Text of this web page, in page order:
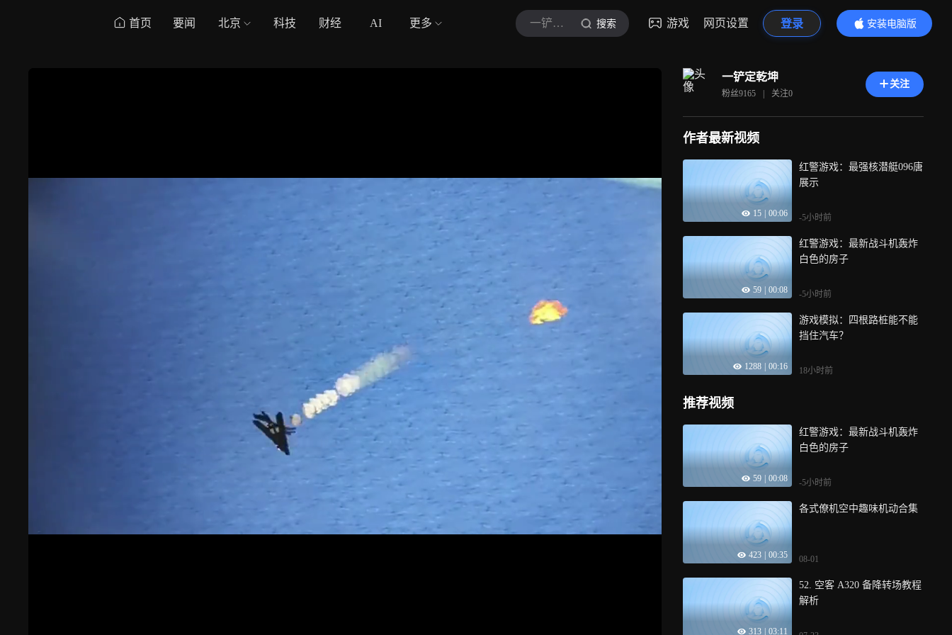
首页 要闻 北京 科技 财经 AI 更多 一铲定乾坤 搜索 游戏 网页设置 登录
安装电脑版
内容更精彩
一铲定乾坤
粉丝9165 | 关注0
关注
作者最新视频
15 00:06
红警游戏：最强核潜艇096唐
展示
-5小时前
59 00:08
红警游戏：最新战斗机轰炸
白色的房子
-5小时前
1288 00:16
游戏模拟：四根路桩能不能
挡住汽车？
18小时前
推荐视频
59 00:08
红警游戏：最新战斗机轰炸
白色的房子
-5小时前
423 00:35
各式僚机空中趣味机动合集
08-01
313 03:11
52. 空客 A320 备降转场教程
解析